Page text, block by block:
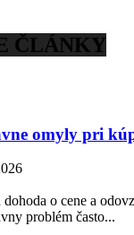
ČLÁNKY
omyly pri
o cene a
problém často...